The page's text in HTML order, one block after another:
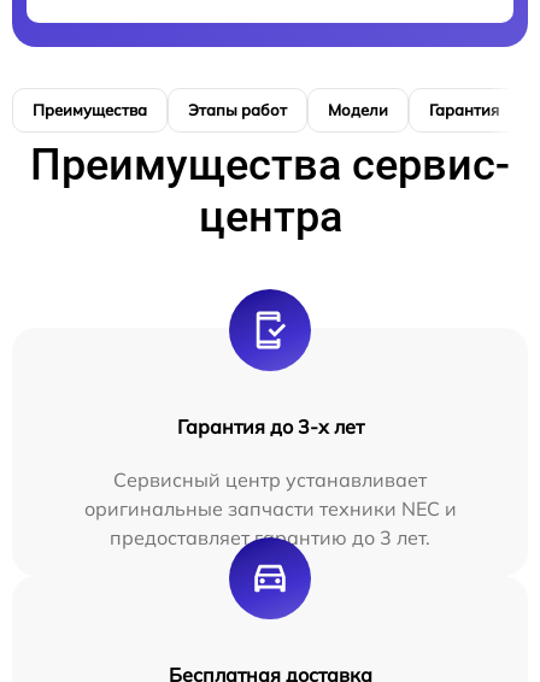
Преимущества Этапы работ Модели Гарантия
Преимущества сервис-
центра
Гарантия до 3-х лет
Сервисный центр устанавливает
оригинальные запчасти техники NEC и
предоставляет гарантию до 3 лет.
Бесплатная доставка